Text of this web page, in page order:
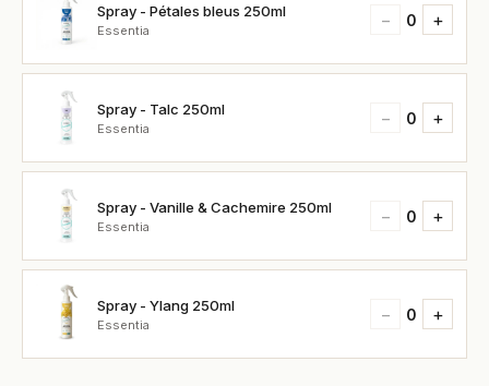
Spray - Pétales bleus 250ml
Essentia − 0 +
Spray - Talc 250ml
Essentia − 0 +
Spray - Vanille & Cachemire 250ml
Essentia − 0 +
Spray - Ylang 250ml
Essentia − 0 +